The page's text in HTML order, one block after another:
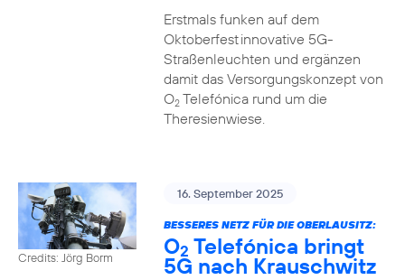
Erstmals funken auf dem
Oktoberfest innovative 5G-
Straßenleuchten und ergänzen
damit das Versorgungskonzept von
O2Telefónica rund um die
Theresienwiese.
Credits: Jörg Borm
16. September 2025
BESSERES NETZ FÜR DIE OBERLAUSITZ:
O2 Telefónica bringt
5G nach Krauschwitz